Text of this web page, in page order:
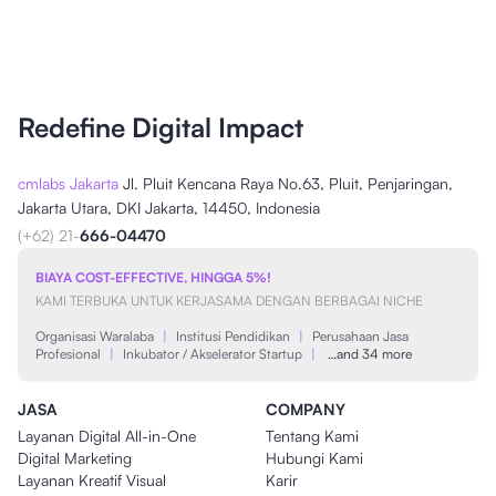
Redefine Digital Impact
cmlabs Jakarta Jl. Pluit Kencana Raya No.63, Pluit, Penjaringan,
Jakarta Utara, DKI Jakarta, 14450, Indonesia
(+62) 21-666-04470
BIAYA COST-EFFECTIVE, HINGGA 5%!
KAMI TERBUKA UNTUK KERJASAMA DENGAN BERBAGAI NICHE
Organisasi Waralaba | Institusi Pendidikan |
Perusahaan Jasa
Profesional
| Inkubator / Akselerator Startup | …and 34 more
JASA
Layanan Digital All-in-One
Digital Marketing
Layanan Kreatif Visual
COMPANY
Tentang Kami
Hubungi Kami
Karir